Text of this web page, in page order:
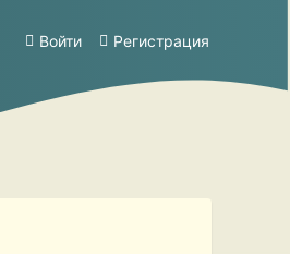
Войти Регистрация